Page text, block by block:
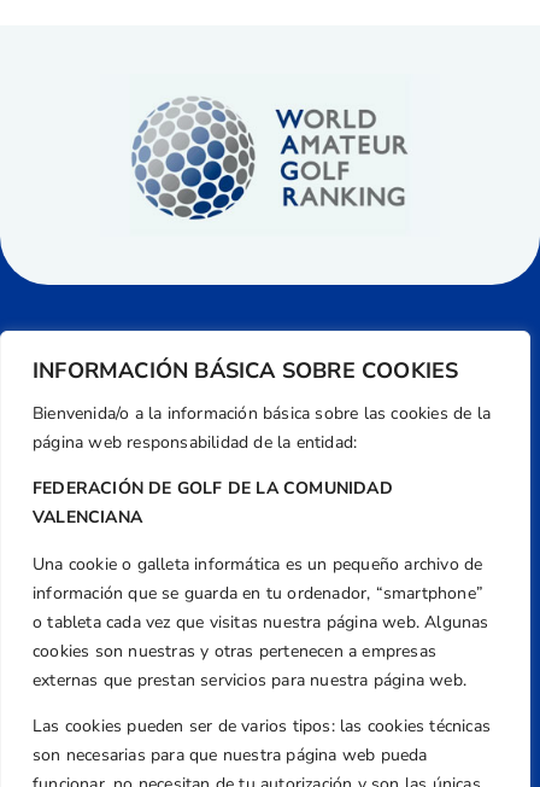
INFORMACIÓN BÁSICA SOBRE COOKIES
Bienvenida/o a la información básica sobre las cookies de la
página web responsabilidad de la entidad:
FEDERACIÓN DE GOLF DE LA COMUNIDAD
VALENCIANA
Una cookie o galleta informática es un pequeño archivo de
información que se guarda en tu ordenador, “smartphone”
o tableta cada vez que visitas nuestra página web. Algunas
cookies son nuestras y otras pertenecen a empresas
externas que prestan servicios para nuestra página web.
Las cookies pueden ser de varios tipos: las cookies técnicas
son necesarias para que nuestra página web pueda
Dirección
Centre de L´Esport, Carrer d'Isaac Peral i
Caballero, Nº 5, Despachos 2 y 3, 46980,
Valencia
+34 961 367 799
Email